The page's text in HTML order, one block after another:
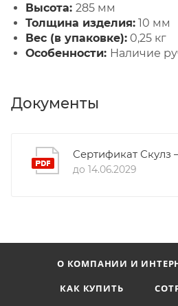
Высота: 285 мм
Толщина изделия: 10 мм
Вес (в упаковке): 0,25 кг
Особенности: Наличие
Документы
Сертификат Скулз
до 14.06.2029
О КОМПАНИИ И
КАК КУПИТЬ